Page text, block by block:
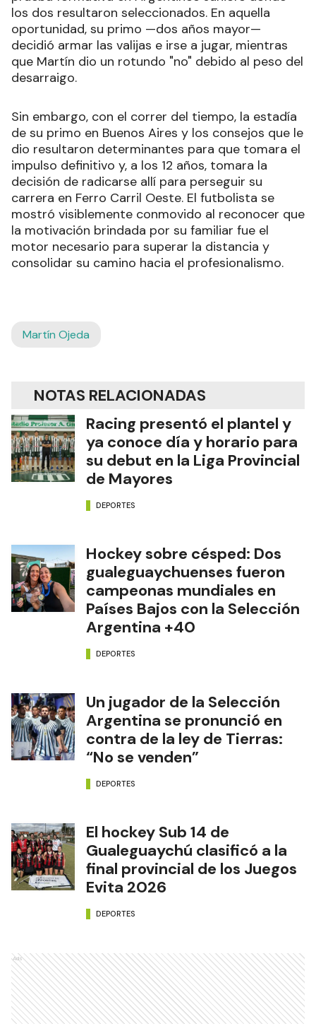
los dos resultaron seleccionados. En aquella
oportunidad, su primo —dos años mayor—
decidió armar las valijas e irse a jugar, mientras
que Martín dio un rotundo "no" debido al peso del
desarraigo.
Sin embargo, con el correr del tiempo, la estadía
de su primo en Buenos Aires y los consejos que le
dio resultaron determinantes para que tomara el
impulso definitivo y, a los 12 años, tomara la
decisión de radicarse allí para perseguir su
carrera en Ferro Carril Oeste. El futbolista se
mostró visiblemente conmovido al reconocer que
la motivación brindada por su familiar fue el
motor necesario para superar la distancia y
consolidar su camino hacia el profesionalismo.
Martín Ojeda
NOTAS RELACIONADAS
Racing presentó el plantel y
ya conoce día y horario para
su debut en la Liga Provincial
de Mayores
DEPORTES
Hockey sobre césped: Dos
gualeguaychuenses fueron
campeonas mundiales en
Países Bajos con la Selección
Argentina +40
DEPORTES
Un jugador de la Selección
Argentina se pronunció en
contra de la ley de Tierras:
“No se venden”
DEPORTES
El hockey Sub 14 de
Gualeguaychú clasificó a la
final provincial de los Juegos
Evita 2026
DEPORTES
Ads